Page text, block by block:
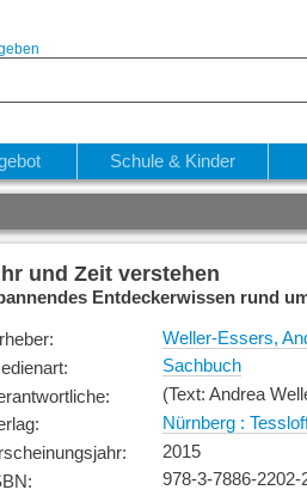
Schule & Kinder
und Zeit verstehen
Entdeckerwissen rund
:
Weller-Essers,
:
Sachbuch
:
(Text: Andrea
:
Nürnberg :
:
2015
:
978-3-7886-2202-